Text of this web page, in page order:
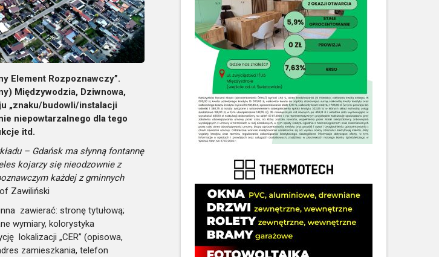
Element Rozpoznawczy”.
Międzywodzia, Dziwnowa,
„znaku/budowli/instalacji
niepowtarzalnego dla tego
itd.
– Gdańsk ma słynną fontannę
kojarzy się nieodzownie z
każdej z gminnych
Zawiliński
zawierać: stronę tytułową;
wymiary, kolorystyka
lokalizacji „CER” (opisowa,
zamieszkania, telefon